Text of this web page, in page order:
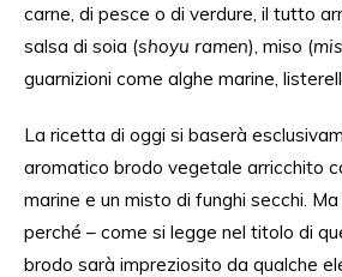
carne, di pesce o di verdure, il tutto
salsa di soia (shoyu ramen), miso (
guarnizioni come alghe marine,
La ricetta di oggi si baserà
aromatico brodo vegetale arricchito
marine e un misto di funghi secchi. Ma
perché – come si legge nel titolo di
brodo sarà impreziosito da qualche